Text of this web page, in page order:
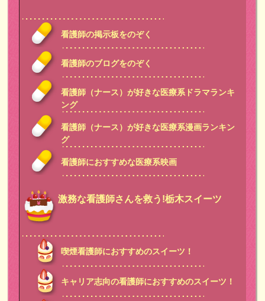
看護師の掲示板をのぞく
看護師のブログをのぞく
看護師（ナース）が好きな医療系ドラマランキ
ング
看護師（ナース）が好きな医療系漫画ランキン
グ
看護師におすすめな医療系映画
激務な看護師さんを救う!栃木スイーツ
喫煙看護師におすすめのスイーツ！
キャリア志向の看護師におすすめのスイーツ！